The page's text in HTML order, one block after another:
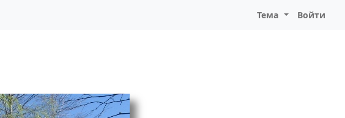
Тема Войти